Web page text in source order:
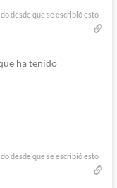
desde que se escribió esto
ha tenido
desde que se escribió esto